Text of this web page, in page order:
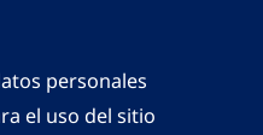
personales
el uso del sitio